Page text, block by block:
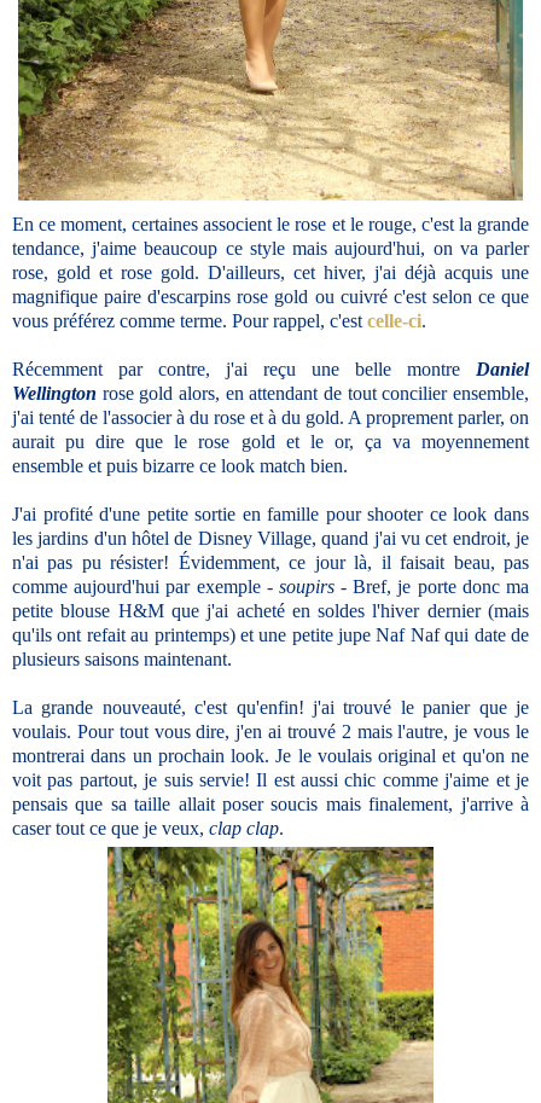
En ce moment, certaines associent le rose et le rouge, c'est la grande
tendance, j'aime beaucoup ce style mais aujourd'hui, on va parler
rose, gold et rose gold. D'ailleurs, cet hiver, j'ai déjà acquis une
magnifique paire d'escarpins rose gold ou cuivré c'est selon ce que
vous préférez comme terme. Pour rappel, c'est celle-ci.
Récemment par contre, j'ai reçu une belle montre Daniel
Wellington rose gold alors, en attendant de tout concilier ensemble,
j'ai tenté de l'associer à du rose et à du gold. A proprement parler, on
aurait pu dire que le rose gold et le or, ça va moyennement
ensemble et puis bizarre ce look match bien.
J'ai profité d'une petite sortie en famille pour shooter ce look dans
les jardins d'un hôtel de Disney Village, quand j'ai vu cet endroit, je
n'ai pas pu résister! Évidemment, ce jour là, il faisait beau, pas
comme aujourd'hui par exemple - soupirs- Bref, je porte donc ma
petite blouse H&M que j'ai acheté en soldes l'hiver dernier (mais
qu'ils ont refait au printemps) et une petite jupe Naf Naf qui date de
plusieurs saisons maintenant.
La grande nouveauté, c'est qu'enfin! j'ai trouvé le panier que je
voulais. Pour tout vous dire, j'en ai trouvé 2 mais l'autre, je vous le
montrerai dans un prochain look. Je le voulais original et qu'on ne
voit pas partout, je suis servie! Il est aussi chic comme j'aime et je
pensais que sa taille allait poser soucis mais finalement, j'arrive à
caser tout ce que je veux, clap clap.